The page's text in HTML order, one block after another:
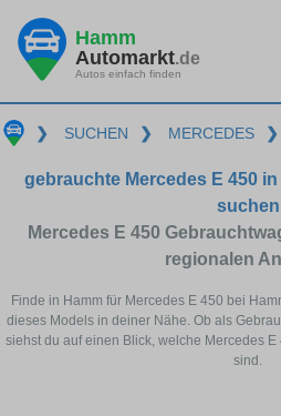
Hamm
Automarkt.de
Autos einfach finden
❯ SUCHEN ❯ MERCEDES ❯
gebrauchte Mercedes E 450
suchen
Mercedes E 450
regionalen
Finde in Hamm für Mercedes E 450 bei
dieses Models in deiner Nähe. Ob als
siehst du auf einen Blick, welche Mercedes
sind.